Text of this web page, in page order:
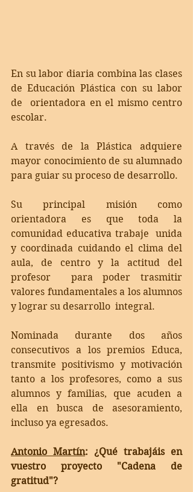
En su labor diaria combina las clases
de Educación Plástica con su labor
de  orientadora en el mismo centro
escolar.
A través de la Plástica adquiere
mayor conocimiento de su alumnado
para guiar su proceso de desarrollo.
Su principal misión como
orientadora es que toda la
comunidad educativa trabaje  unida
y coordinada cuidando el clima del
aula, de centro y la actitud del
profesor  para poder trasmitir
valores fundamentales a los alumnos
y lograr su desarrollo  integral.
Nominada durante dos años
consecutivos a los premios Educa,
transmite positivismo y motivación
tanto a los profesores, como a sus
alumnos y familias, que acuden a
ella en busca de asesoramiento,
incluso ya egresados.
Antonio Martín: ¿Qué trabajáis en
vuestro proyecto "Cadena de
gratitud"?